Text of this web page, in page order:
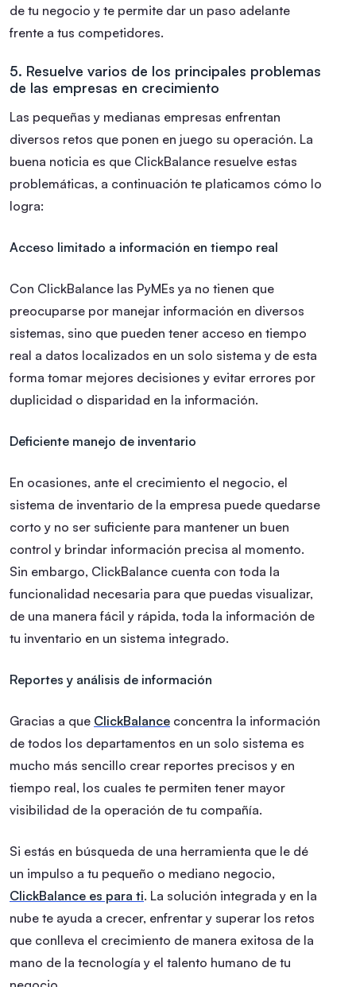
de tu negocio y te permite dar un paso adelante
frente a tus competidores.
5. Resuelve varios de los principales problemas
de las empresas en crecimiento
Las pequeñas y medianas empresas enfrentan
diversos retos que ponen en juego su operación. La
buena noticia es que ClickBalance resuelve estas
problemáticas, a continuación te platicamos cómo lo
logra:
Acceso limitado a información en tiempo real
Con ClickBalance las PyMEs ya no tienen que
preocuparse por manejar información en diversos
sistemas, sino que pueden tener acceso en tiempo
real a datos localizados en un solo sistema y de esta
forma tomar mejores decisiones y evitar errores por
duplicidad o disparidad en la información.
Deficiente manejo de inventario
En ocasiones, ante el crecimiento el negocio, el
sistema de inventario de la empresa puede quedarse
corto y no ser suficiente para mantener un buen
control y brindar información precisa al momento.
Sin embargo, ClickBalance cuenta con toda la
funcionalidad necesaria para que puedas visualizar,
de una manera fácil y rápida, toda la información de
tu inventario en un sistema integrado.
Reportes y análisis de información
Gracias a que ClickBalance concentra la información
de todos los departamentos en un solo sistema es
mucho más sencillo crear reportes precisos y en
tiempo real, los cuales te permiten tener mayor
visibilidad de la operación de tu compañía.
Si estás en búsqueda de una herramienta que le dé
un impulso a tu pequeño o mediano negocio,
ClickBalance es para ti. La solución integrada y en la
nube te ayuda a crecer, enfrentar y superar los retos
que conlleva el crecimiento de manera exitosa de la
mano de la tecnología y el talento humano de tu